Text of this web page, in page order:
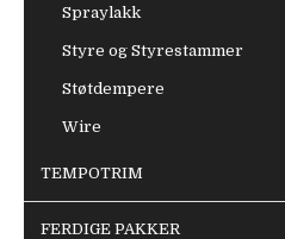
Spraylakk
Styre og Styrestammer
Støtdempere
Wire
TEMPOTRIM
FERDIGE PAKKER